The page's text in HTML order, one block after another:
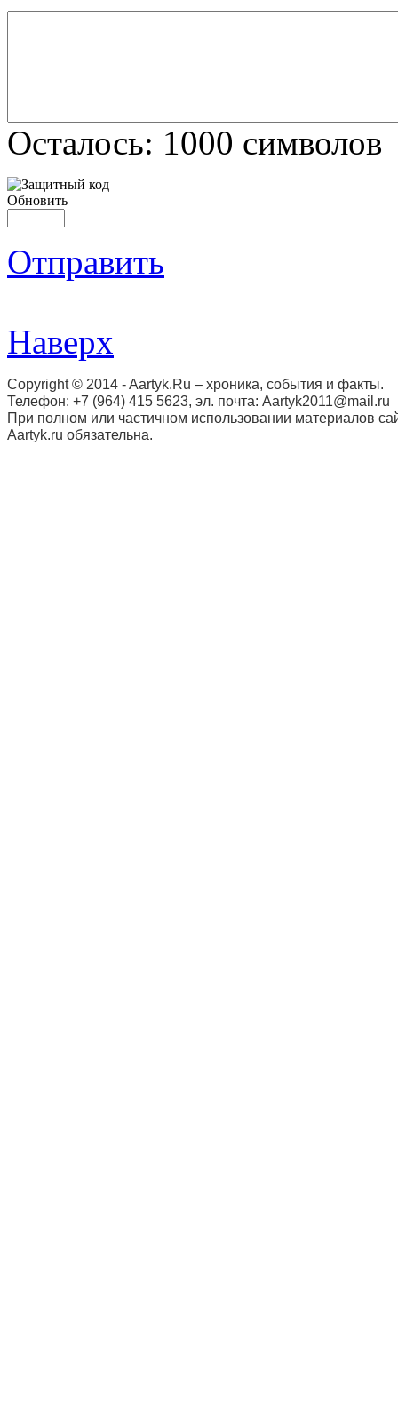
Осталось: 1000 символов
Обновить
Отправить
Наверх
Copyright © 2014 - Aartyk.Ru – хроника, события и факты.
Телефон: +7 (964) 415 5623, эл. почта: Aartyk2011@mail.ru
При полном или частичном использовании материалов
Aartyk.ru oбязательна.